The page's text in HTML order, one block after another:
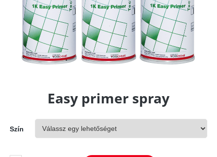
Easy primer spray
Szín